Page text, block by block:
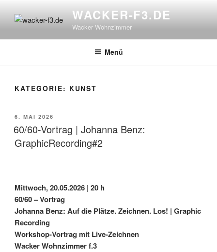
Inhalt
WACKER-F3.DE
Wacker Wohnzimmer
Menü
KATEGORIE: KUNST
VERÖFFENTLICHT
AM
6. MAI 2026
60/60-Vortrag | Johanna Benz:
GraphicRecording#2
Mittwoch, 20.05.2026 | 20 h
60/60 – Vortrag
Johanna Benz: Auf die Plätze. Zeichnen. Los! | Graphic
Recording
Workshop-Vortrag mit Live-Zeichnen
Wacker Wohnzimmer f.3